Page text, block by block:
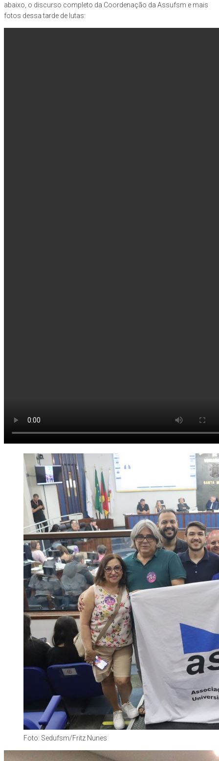
abaixo, o discurso completo da Coordenação da Assufsm e mais
fotos dessa tarde de lutas:
Foto: Sedufsm/Fritz Nunes